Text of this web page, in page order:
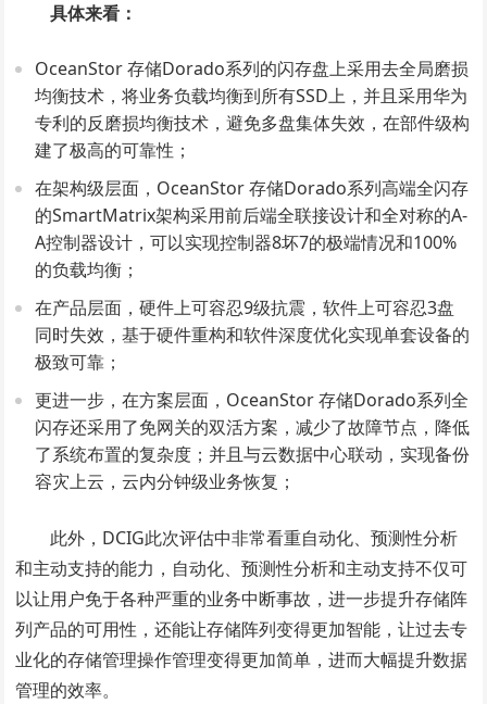
具体来看：
OceanStor 存储Dorado系列的闪存盘上采用去全局磨损
均衡技术，将业务负载均衡到所有SSD上，并且采用华为
专利的反磨损均衡技术，避免多盘集体失效，在部件级构
建了极高的可靠性；
在架构级层面，OceanStor 存储Dorado系列高端全闪存
的SmartMatrix架构采用前后端全联接设计和全对称的A-
A控制器设计，可以实现控制器8坏7的极端情况和100%
的负载均衡；
在产品层面，硬件上可容忍9级抗震，软件上可容忍3盘
同时失效，基于硬件重构和软件深度优化实现单套设备的
极致可靠；
更进一步，在方案层面，OceanStor 存储Dorado系列全
闪存还采用了免网关的双活方案，减少了故障节点，降低
了系统布置的复杂度；并且与云数据中心联动，实现备份
容灾上云，云内分钟级业务恢复；
此外，DCIG此次评估中非常看重自动化、预测性分析
和主动支持的能力，自动化、预测性分析和主动支持不仅可
以让用户免于各种严重的业务中断事故，进一步提升存储阵
列产品的可用性，还能让存储阵列变得更加智能，让过去专
业化的存储管理操作管理变得更加简单，进而大幅提升数据
管理的效率。